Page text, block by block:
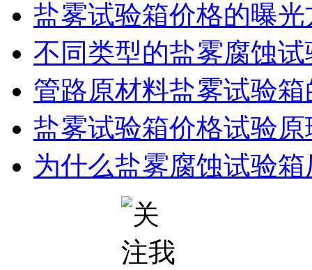
盐雾试验箱价格的曝光
不同类型的盐雾腐蚀试
管路原材料盐雾试验箱
盐雾试验箱价格试验原
为什么盐雾腐蚀试验箱